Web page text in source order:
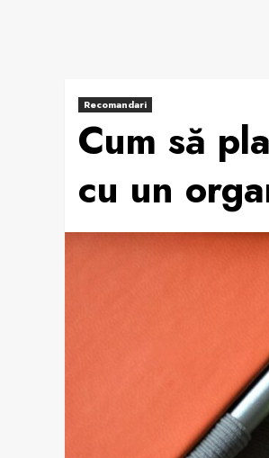
Recomandari
Cum să
cu un